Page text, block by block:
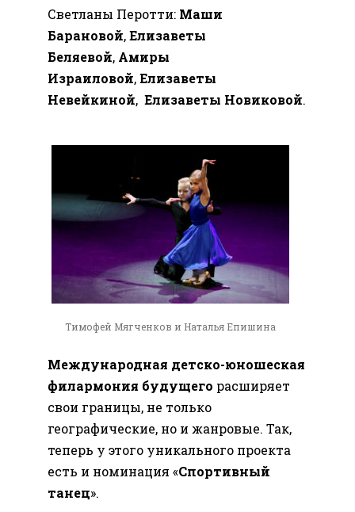
Светланы Перотти: Маши
Барановой,Елизаветы
Беляевой, Амиры
Израиловой,Елизаветы
Невейкиной, Елизаветы Новиковой.
Тимофей Мягченков и Наталья Епишина
Международная детско-юношеская
филармония будущего расширяет
свои границы, не только
географические, но и жанровые. Так,
теперь у этого уникального проекта
есть и номинация «Спортивный
танец».